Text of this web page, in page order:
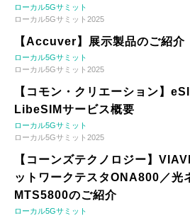
ローカル5Gサミット
ローカル5Gサミット2025
【Accuver】展示製品のご紹介
ローカル5Gサミット
ローカル5Gサミット2025
【コモン・クリエーション】
LibeSIMサービス概要
ローカル5Gサミット
ローカル5Gサミット2025
【コーンズテクノロジー】
ットワークテスタONA800／光
MTS5800のご紹介
ローカル5Gサミット